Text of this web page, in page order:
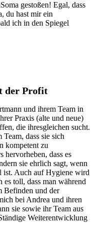
gestoßen! Egal, dass
du hast mir ein
ich in den Spiegel
der Profit
und ihrem Team in
Praxis (alte und neue)
die ihresgleichen sucht.
dass sie sich
kompetent zu
hervorheben, dass es
sie ehrlich sagt, wenn
ist. Auch auf Hygiene wird
toll, dass man während
Befinden und der
bei Andrea und ihren
sie sowie ihr Team aus
Weiterentwicklung